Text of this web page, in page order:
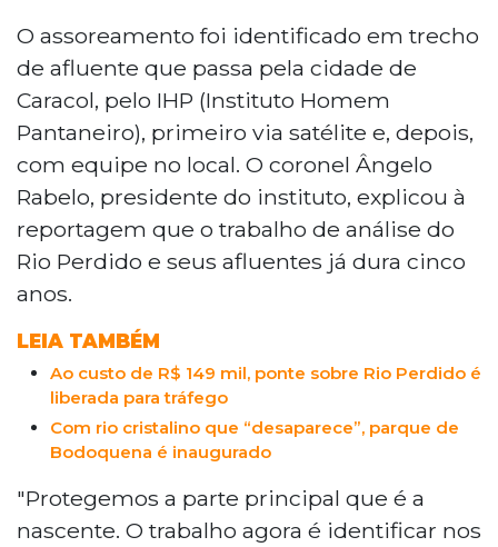
O assoreamento foi identificado em trecho
de afluente que passa pela cidade de
Caracol, pelo IHP (Instituto Homem
Pantaneiro), primeiro via satélite e, depois,
com equipe no local. O coronel Ângelo
Rabelo, presidente do instituto, explicou à
reportagem que o trabalho de análise do
Rio Perdido e seus afluentes já dura cinco
anos.
LEIA TAMBÉM
Ao custo de R$ 149 mil, ponte sobre Rio Perdido é
liberada para tráfego
Com rio cristalino que “desaparece”, parque de
Bodoquena é inaugurado
"Protegemos a parte principal que é a
nascente. O trabalho agora é identificar nos